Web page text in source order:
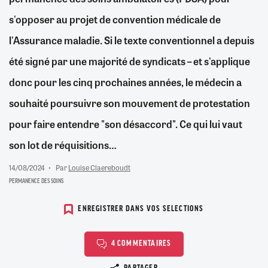
s'opposer au projet de convention médicale de
l'Assurance maladie. Si le texte conventionnel a depuis
été signé par une majorité de syndicats – et s'applique
donc pour les cinq prochaines années, le médecin a
souhaité poursuivre son mouvement de protestation
pour faire entendre "son désaccord". Ce qui lui vaut
son lot de réquisitions…
14/08/2024 ParLouise Claereboudt
PERMANENCE DES SOINS
ENREGISTRER DANS VOS SELECTIONS
4 COMMENTAIRES